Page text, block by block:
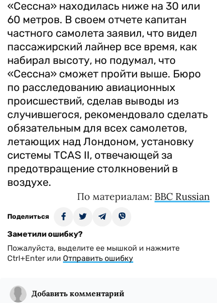
«Сессна» находилась ниже на 30 или
60 метров. В своем отчете капитан
частного самолета заявил, что видел
пассажирский лайнер все время, как
набирал высоту, но подумал, что
«Сессна» сможет пройти выше. Бюро
по расследованию авиационных
происшествий, сделав выводы из
случившегося, рекомендовало сделать
обязательным для всех самолетов,
летающих над Лондоном, установку
системы TCAS II, отвечающей за
предотвращение столкновений в
воздухе.
По материалам: BBC Russian
Поделиться
Заметили ошибку?
Пожалуйста, выделите ее мышкой и нажмите
Ctrl+Enter или Отправить ошибку
Добавить комментарий